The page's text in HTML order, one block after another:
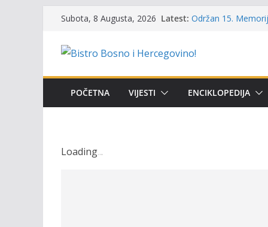
Skip
content
Subota, 8 Augusta, 2026 Latest: Održan 15.
prikazuje stanje na
Poziv za učešće u
i amura’
POČETNA VIJESTI ENCIKLOPEDIJA
Loading...